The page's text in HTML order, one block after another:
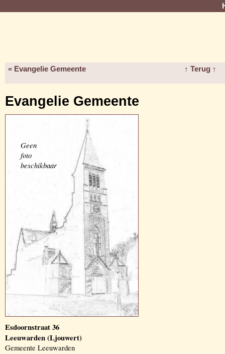
« Evangelie Gemeente ↑ Terug ↑
Evangelie Gemeente
Geen
foto
beschikbaar
Esdoornstraat 36
Leeuwarden (Ljouwert)
Gemeente Leeuwarden